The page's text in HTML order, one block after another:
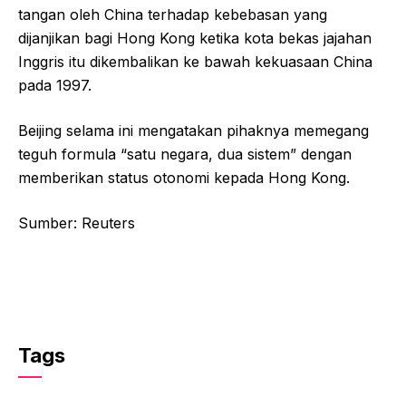
tangan oleh China terhadap kebebasan yang
dijanjikan bagi Hong Kong ketika kota bekas jajahan
Inggris itu dikembalikan ke bawah kekuasaan China
pada 1997.
Beijing selama ini mengatakan pihaknya memegang
teguh formula “satu negara, dua sistem” dengan
memberikan status otonomi kepada Hong Kong.
Sumber: Reuters
Tags